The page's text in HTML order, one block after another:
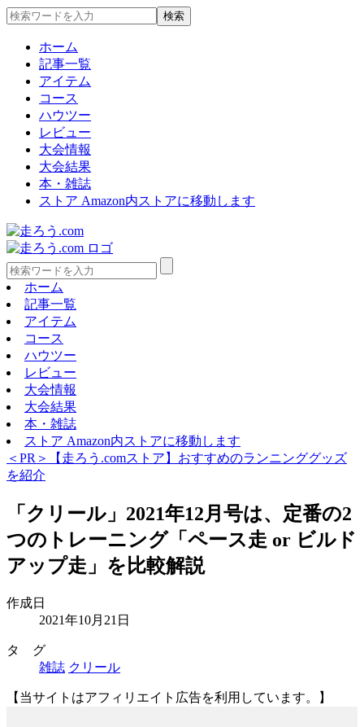
ホーム
記事一覧
アイテム
コース
ハウツー
レビュー
大会情報
大会結果
本・雑誌
ストア Amazon内ストアに移動します
ホーム
記事一覧
アイテム
コース
ハウツー
レビュー
大会情報
大会結果
本・雑誌
ストア Amazon内ストアに移動します
＜PR＞【走ろう.comストア】おすすめのランニンググッズ
を紹介
「クリール」2021年12月号は、定番の2
つのトレーニング「ペース走 or ビルド
アップ走」を比較解説
作成日
2021年10月21日
タ グ
雑誌 クリール
【当サイトはアフィリエイト広告を利用しています。】